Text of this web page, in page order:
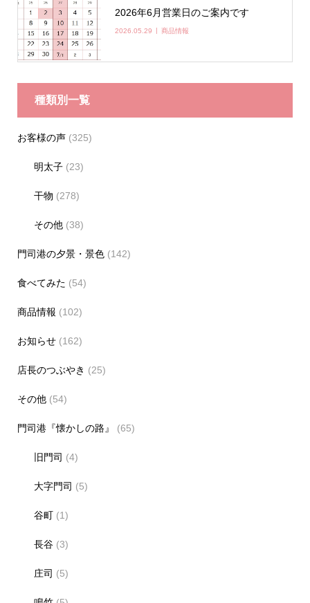
2026年6月営業日のご案内です
2026.05.29 商品情報
種類別一覧
お客様の声(325)
明太子 (23)
干物 (278)
その他 (38)
門司港の夕景・景色(142)
食べてみた (54)
商品情報 (102)
お知らせ(162)
店長のつぶやき (25)
その他(54)
門司港『懐かしの路』 (65)
旧門司 (4)
大字門司 (5)
谷町 (1)
長谷 (3)
庄司 (5)